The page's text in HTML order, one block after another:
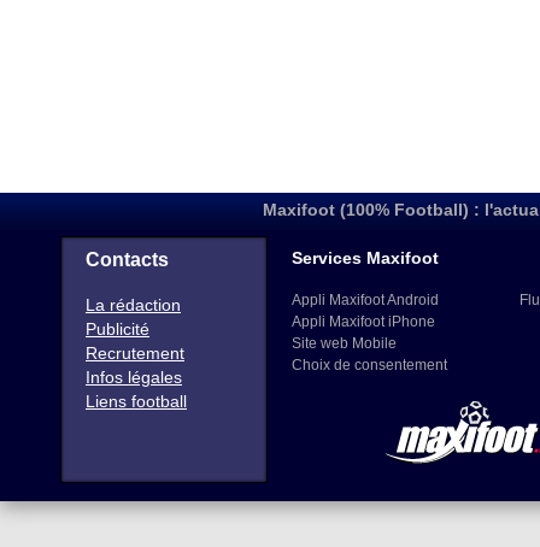
Maxifoot (100% Football) :
Contacts
La rédaction
Publicité
Recrutement
Infos légales
Liens football
Services Maxifoot
Appli Maxifoot Android
Appli Maxifoot iPhone
Site web Mobile
Choix de consentement